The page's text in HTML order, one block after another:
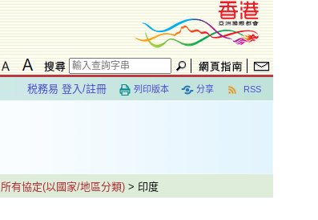
RSS
分享
列印版本
税務易 登入/註冊
所有協定(以國家/地區分類) > 印度